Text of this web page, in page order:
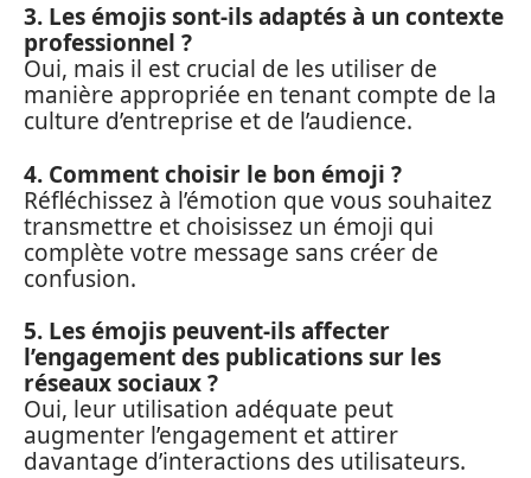
3. Les émojis sont-ils adaptés à un contexte
professionnel ?
Oui, mais il est crucial de les utiliser de
manière appropriée en tenant compte de la
culture d’entreprise et de l’audience.
4. Comment choisir le bon émoji ?
Réfléchissez à l’émotion que vous souhaitez
transmettre et choisissez un émoji qui
complète votre message sans créer de
confusion.
5. Les émojis peuvent-ils affecter
l’engagement des publications sur les
réseaux sociaux ?
Oui, leur utilisation adéquate peut
augmenter l’engagement et attirer
davantage d’interactions des utilisateurs.